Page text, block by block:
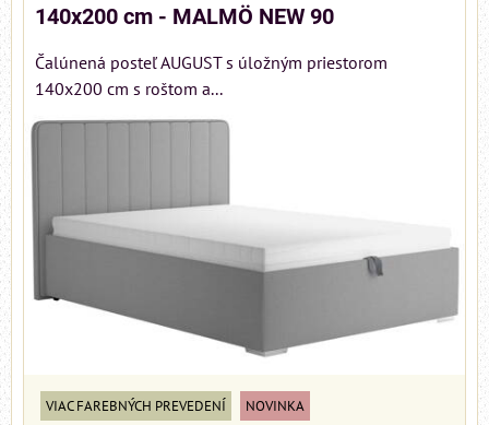
140x200 cm - MALMÖ NEW 90
Čalúnená posteľ AUGUST s úložným priestorom
140x200 cm s roštom a...
VIAC FAREBNÝCH PREVEDENÍ NOVINKA